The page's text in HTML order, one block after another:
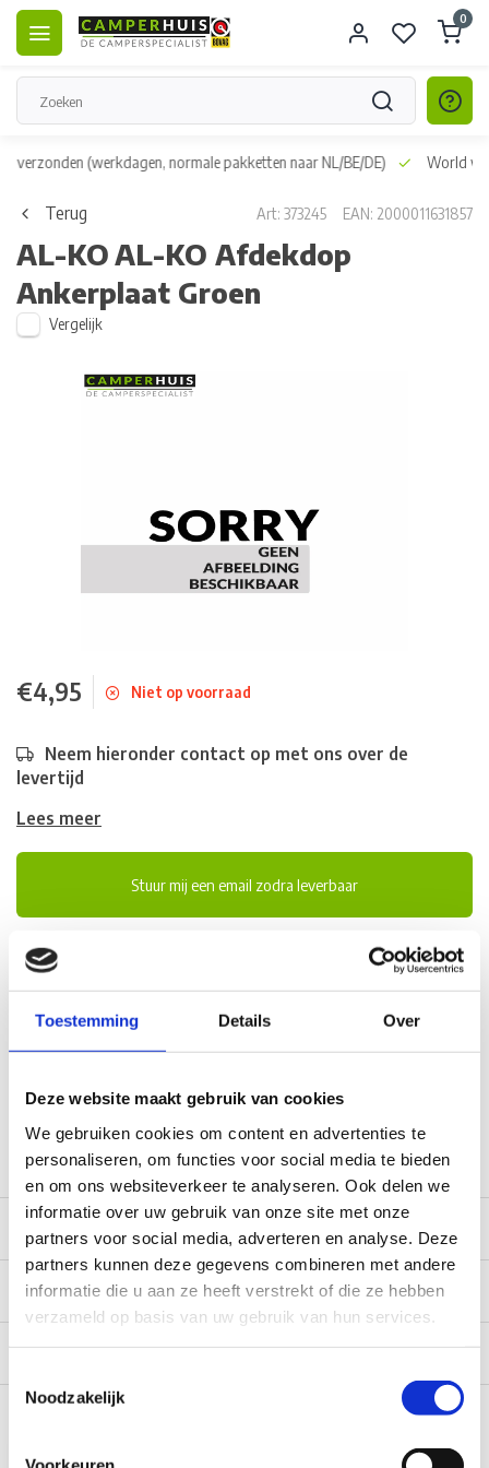
Toestemming Details Over
Deze website maakt gebruik van cookies
We gebruiken cookies om content en advertenties te
personaliseren, om functies voor social media te bieden
en om ons websiteverkeer te analyseren. Ook delen we
informatie over uw gebruik van onze site met onze
partners voor social media, adverteren en analyse. Deze
partners kunnen deze gegevens combineren met andere
informatie die u aan ze heeft verstrekt of die ze hebben
verzameld op basis van uw gebruik van hun services.
Noodzakelijk
0
verzonden (werkdagen, normale pakketten naar NL/BE/DE) World
Terug Art: 373245 EAN: 2000011631857
AL-KOAL-KO Afdekdop
Ankerplaat Groen
Vergelijk
€4,95 Niet op voorraad
Neem hieronder contact op met ons over de
levertijd
Lees meer
Stuur mij een email zodra leverbaar
Voor 12:00 besteld, doorgaans dezelfde dag verzonden
(werkdagen, normale pakketten naar NL/BE/DE)
World wide shipping (normal size and weight packages)
Gratis verzending vanaf € 100,- naar NL en BE
verzending. Een deel van de artikelen op voorraad in de
winkel, mail ons voor de beschikbaarheid in de winkel:
service@camperhuis.nl
Beschrijving
Specificaties
Reviews 0/10
Recent bekeken